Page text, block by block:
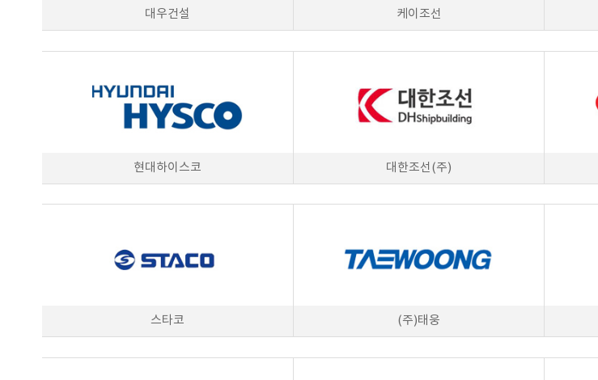
대우건설 케이조선
현대하이스코 대한조선(주)
스타코 (주)태웅